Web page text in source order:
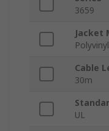
3659
Jacket
Cable
30m
UL